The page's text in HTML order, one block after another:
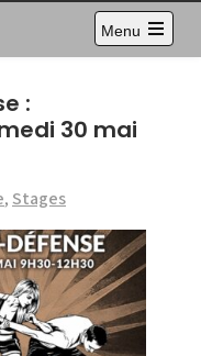
Menu
Open
:
30 mai
, Stages